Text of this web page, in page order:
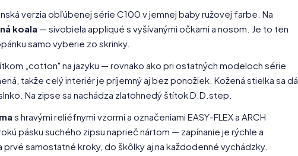
verzia obľúbenej série C100 v jemnej baby ružovej farbe. Na
koala — sivobiela appliqué s vyšívanými očkami a nosom. Je to ten
samo vyberie zo skrinky.
„cotton" na jazyku — rovnako ako pri ostatných modeloch série
takže celý interiér je príjemný aj bez ponožiek. Kožená stielka sa dá
Na zipse sa nachádza zlatohnedý štítok D.D.step.
s hravými reliéfnymi vzormi a označeniami EASY-FLEX a ARCH
pásku suchého zipsu naprieč nártom — zapínanie je rýchle a
samostatné kroky, do škôlky aj na každodenné vychádzky.